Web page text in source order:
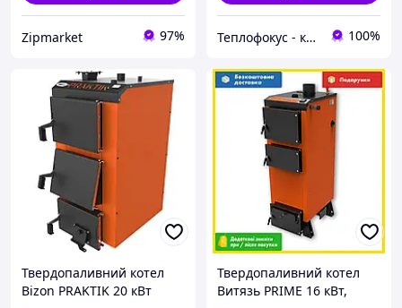
Zipmarket 97% Теплофокус - котли, обігрівачі, системи опалення 100%
Твердопаливний котел
Bizon PRAKTIK 20 кВт
Твердопаливний котел
Витязь PRIME 16 кВт,